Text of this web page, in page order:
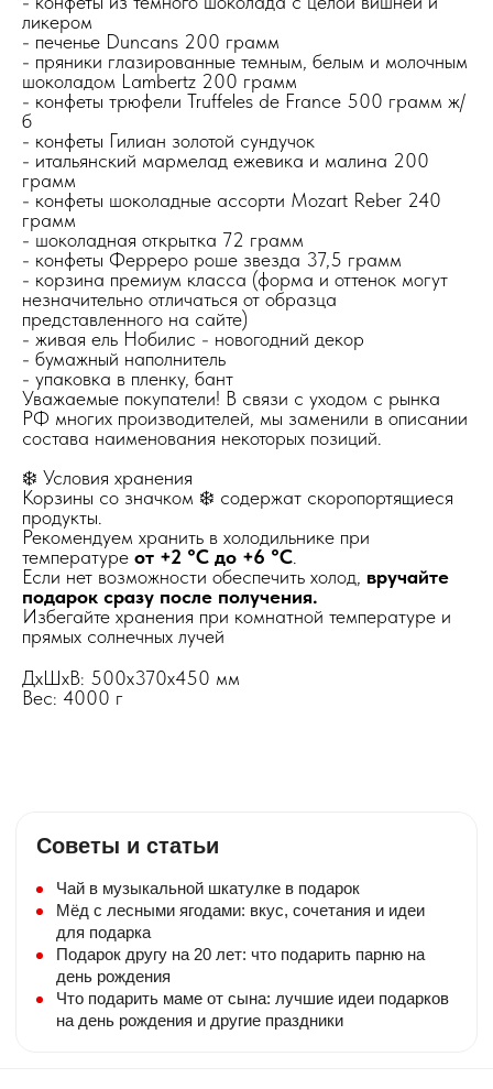
ликером
- печенье Duncans 200 грамм
- пряники глазированные темным, белым и молочным
шоколадом Lambertz 200 грамм
- конфеты трюфели Truffeles de France 500 грамм ж/
б
- конфеты Гилиан золотой сундучок
- итальянский мармелад ежевика и малина 200
грамм
- конфеты шоколадные ассорти Mozart Reber 240
грамм
- шоколадная открытка 72 грамм
- конфеты Ферреро роше звезда 37,5 грамм
- корзина премиум класса (форма и оттенок могут
незначительно отличаться от образца
представленного на сайте)
- живая ель Нобилис - новогодний декор
- бумажный наполнитель
- упаковка в пленку, бант
Уважаемые покупатели! В связи с уходом с рынка
РФ многих производителей, мы заменили в описании
состава наименования некоторых позиций.
❄️ Условия хранения
Корзины со значком ❄️ содержат скоропортящиеся
продукты.
Рекомендуем хранить в холодильнике при
температуре от +2 °C до +6 °C
Если нет возможности обеспечить холод, вручайте
подарок сразу после получения.
Избегайте хранения при комнатной температуре и
прямых солнечных лучей
ДxШxВ: 500x370x450 мм
Вес: 4000 г
Советы и статьи
Чай в музыкальной шкатулке в подарок
Мёд с лесными ягодами: вкус, сочетания и идеи
для подарка
Подарок другу на 20 лет: что подарить парню на
день рождения
Что подарить маме от сына: лучшие идеи подарков
на день рождения и другие праздники
Упаковка
Букеты из клубники упакованы в крафт-
коробку с ручками. Подарочные корзины
ставятся в пакет с ручками.
Бесплатная открытка
мини — открытку. Небольшой текст
добавьте в комментарии.